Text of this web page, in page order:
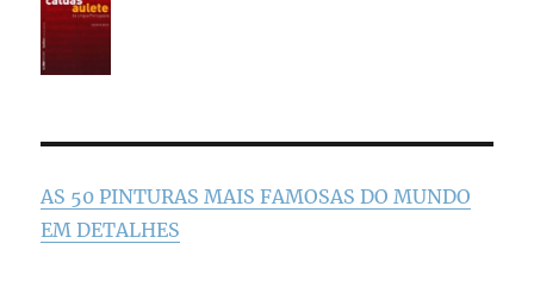
AS 50 PINTURAS MAIS FAMOSAS DO MUNDO
EM DETALHES